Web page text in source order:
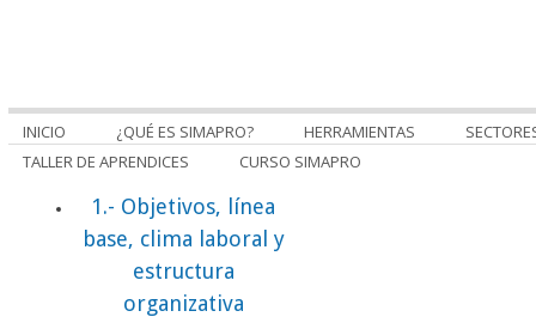
INICIO ¿QUÉ ES SIMAPRO? HERRAMIENTAS
TALLER DE APRENDICES
CURSO SIMAPRO
1.- Objetivos, línea
base, clima laboral y
estructura
organizativa